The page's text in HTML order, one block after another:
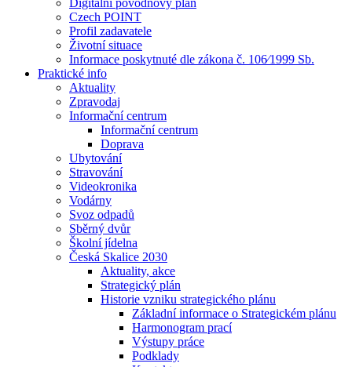
Digitální povodňový plán
Czech POINT
Profil zadavatele
Životní situace
Informace poskytnuté dle zákona č. 106⁄1999 Sb.
Praktické info
Aktuality
Zpravodaj
Informační centrum
Informační centrum
Doprava
Ubytování
Stravování
Videokronika
Vodárny
Svoz odpadů
Sběrný dvůr
Školní jídelna
Česká Skalice 2030
Aktuality, akce
Strategický plán
Historie vzniku strategického plánu
Základní informace o Strategickém plánu
Harmonogram prací
Výstupy práce
Podklady